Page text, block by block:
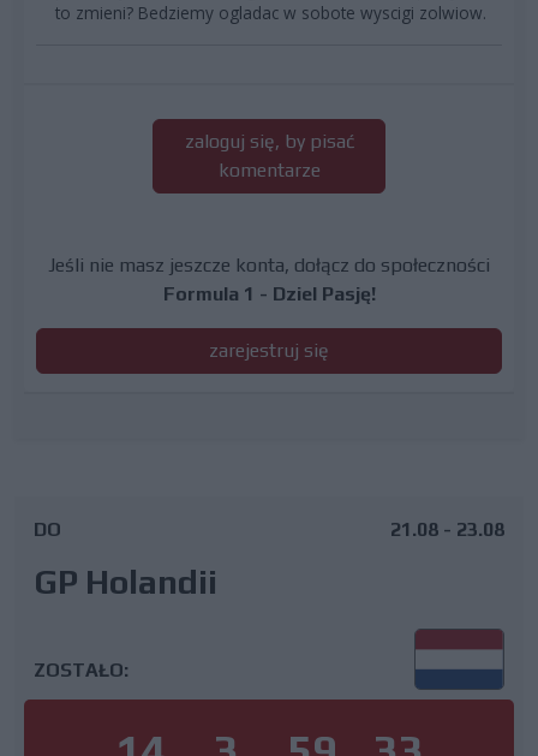
to zmieni? Bedziemy ogladac w sobote wyscigi zolwiow.
zaloguj się, by pisać
komentarze
Jeśli nie masz jeszcze konta, dołącz do społeczności
Formula 1 - Dziel Pasję!
zarejestruj się
DO
GP Holandii
21.08 - 23.08
ZOSTAŁO: